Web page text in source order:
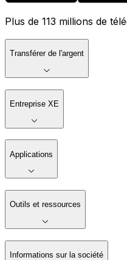
Plus de 113 millions de
Transférer de l'argent
Entreprise XE
Applications
Outils et ressources
Informations sur la société